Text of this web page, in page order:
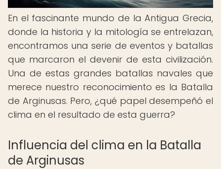
En el fascinante mundo de la Antigua Grecia,
donde la historia y la mitología se entrelazan,
encontramos una serie de eventos y batallas
que marcaron el devenir de esta civilización.
Una de estas grandes batallas navales que
merece nuestro reconocimiento es la Batalla
de Arginusas. Pero, ¿qué papel desempeñó el
clima en el resultado de esta guerra?
Influencia del clima en la Batalla
de Arginusas